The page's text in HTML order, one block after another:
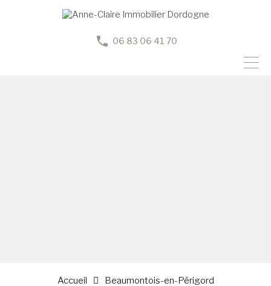
06 83 06 41 70
Accueil Beaumontois-en-Périgord